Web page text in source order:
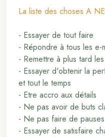
La liste des choses A
- Essayer de tout faire
- Répondre à tous les e-
- Remettre à plus tard
- Essayer d'obtenir la
et tout le temps
- Etre accro aux détails
- Ne pas avoir de buts
- Ne pas faire de pauses
- Essayer de satisfaire